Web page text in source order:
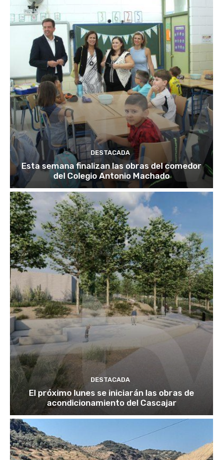
DESTACADA
Esta semana finalizan las obras del comedor
del Colegio Antonio Machado
DESTACADA
El próximo lunes se iniciarán las obras de
acondicionamiento del Cascajar